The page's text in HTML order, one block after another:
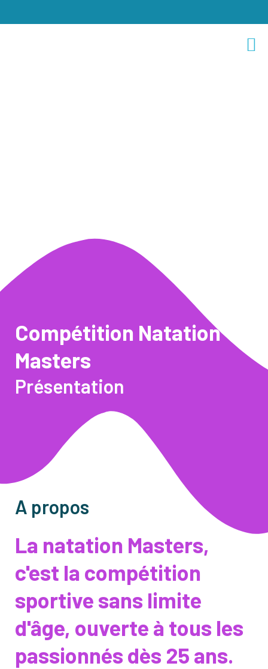
Compétition Natation
Masters
Présentation
A propos
La natation Masters,
c'est la compétition
sportive sans limite
d'âge, ouverte à tous les
passionnés dès 25 ans.